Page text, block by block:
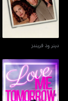
دينر وذ فريندز